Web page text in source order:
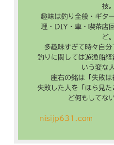
技。
趣味は釣り全般・ギタ
理・DIY・車・喫茶店
ど。
多趣味すぎて時々自分
釣りに関しては遊漁船
いう変な
座右の銘は「失敗は
失敗した人を「ほら見
ど何もしてな
nisijp631.com